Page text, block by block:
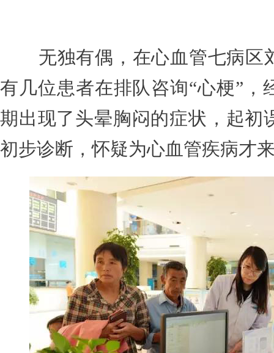
无独有偶，在心血管七病区
有几位患者在排队咨询“心梗”，
期出现了头晕胸闷的症状，起初
初步诊断，怀疑为心血管疾病才